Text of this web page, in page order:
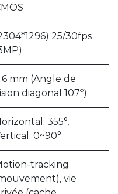
25/30fps
mm (Angle de
diagonal 107º)
355°,
0~90°
tracking
vie